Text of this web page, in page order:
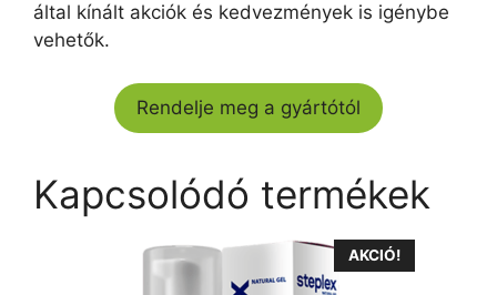
által kínált akciók és kedvezmények is igénybe
vehetők.
Rendelje meg a gyártótól
Kapcsolódó termékek
AKCIÓ!